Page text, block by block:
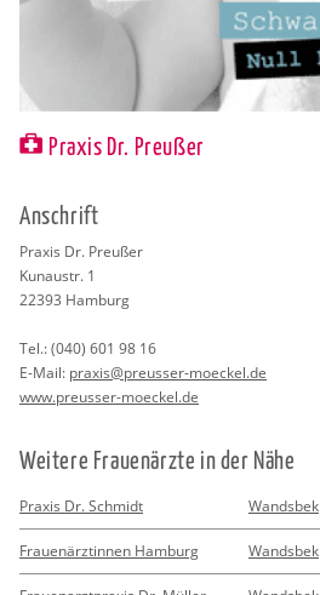
Praxis Dr. Preußer
An­schrift
Pra­xis Dr. Preu­ßer
Ku­n­austr. 1
22393 Ham­burg
Tel.:(040) 601 98 16
E-Mail: pra­xis@​preusser-​moeckel.​de
www.​preusser-​moeckel.​de
Wei­te­re Frau­en­ärz­te in der Nähe
Praxis Dr. Schmidt Wandsbek
Frauenärztinnen Hamburg Wandsbek